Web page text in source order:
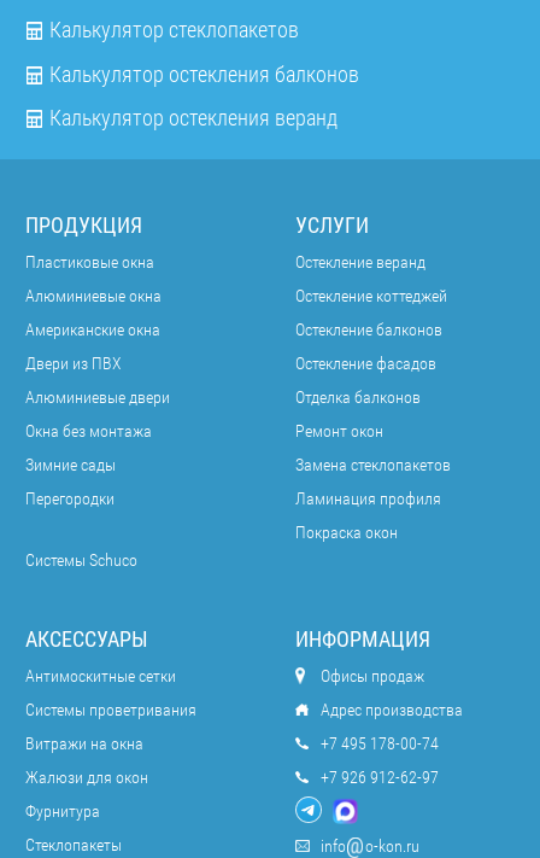
Калькулятор стеклопакетов
Калькулятор остекления балконов
Калькулятор остекления веранд
ПРОДУКЦИЯ
Пластиковые окна
Алюминиевые окна
Американские окна
Двери из ПВХ
Алюминиевые двери
Окна без монтажа
Зимние сады
Перегородки
Системы Schuco
УСЛУГИ
Остекление веранд
Остекление коттеджей
Остекление балконов
Остекление фасадов
Отделка балконов
Ремонт окон
Замена стеклопакетов
Ламинация профиля
Покраска окон
АКСЕССУАРЫ
Антимоскитные сетки
Системы проветривания
Витражи на окна
Жалюзи для окон
Фурнитура
Стеклопакеты
ИНФОРМАЦИЯ
Офисы продаж
Адрес производства
+7 495 178-00-74
+7 926 912-62-97
info
o-kon.ru